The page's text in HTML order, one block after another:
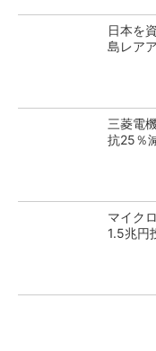
日本を
島レア
三菱電
抗25％
マイク
1.5兆円